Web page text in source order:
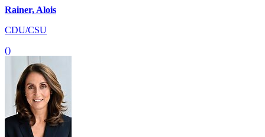
Rainer, Alois
CDU/CSU
()